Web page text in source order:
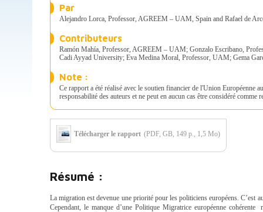
Par
Alejandro Lorca, Professor, AGREEM – UAM, Spain and Rafael de
Contributeurs
Ramón Mahía, Professor, AGREEM – UAM; Gonzalo Escribano,
Cadi Ayyad University; Eva Medina Moral, Professor, UAM; Gema
Note :
Ce rapport a été réalisé avec le soutien financier de l'Union Européenne
responsabilité des auteurs et ne peut en aucun cas être considéré
Télécharger le rapport (PDF, GB, 149 p., 1,5 Mo)
Résumé :
La migration est devenue une priorité pour les politiciens européens. C’est
Cependant, le manque d’une Politique Migratrice européenne